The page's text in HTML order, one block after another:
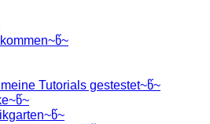
Tutorials gestestet~წ~